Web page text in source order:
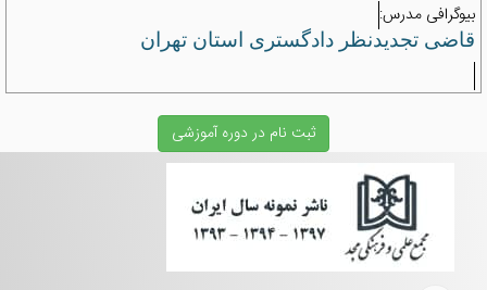
بیوگرافی مدرس:
قاضی تجدیدنظر دادگستری استان تهران
ثبت نام در دوره آموزشی